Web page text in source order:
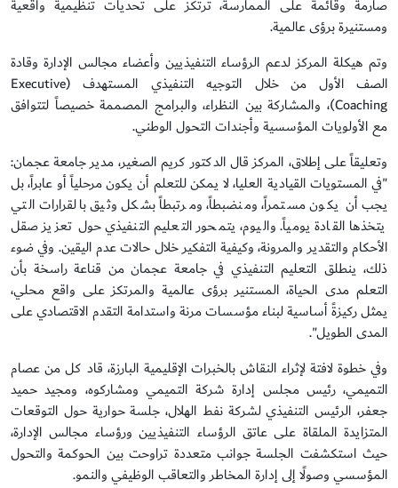
صارمة وقائمة على الممارسة، ترتكز على تحديات تنظيمية واقعية
ومستنيرة برؤى عالمية.
وتم هيكلة المركز لدعم الرؤساء التنفيذيين وأعضاء مجالس الإدارة وقادة
الصف الأول من خلال التوجيه التنفيذي المستهدف (Executive
Coaching)، والمشاركة بين النظراء، والبرامج المصممة خصيصاً لتتوافق
مع الأولويات المؤسسية وأجندات التحول الوطني.
وتعليقاً على إطلاق، المركز قال الدكتور كريم الصغير، مدير جامعة عجمان:
"في المستويات القيادية العليا، لا يمكن للتعلم أن يكون مرحلياً أو عابراً، بل
يجب أن يكون مستمراً، ومنضبطاً، ومرتبطاً بشكل وثيق بالقرارات التي
يتخذها القادة يومياً. واليوم، يتمحور التعليم التنفيذي حول تعزيز صقل
الأحكام والتقدير والمرونة، وكيفية التفكير خلال حالات عدم اليقين. وفي ضوء
ذلك، ينطلق التعليم التنفيذي في جامعة عجمان من قناعة راسخة بأن
التعلم مدى الحياة، المستنير برؤى عالمية والمرتكز على واقع محلي،
يمثل ركيزةً أساسية لبناء مؤسسات مرنة واستدامة التقدم الاقتصادي على
المدى الطويل".
وفي خطوة لافتة لإثراء النقاش بالخبرات الإقليمية البارزة، قاد كل من عصام
التميمي، رئيس مجلس إدارة شركة التميمي ومشاركوه، ومجيد حميد
جعفر، الرئيس التنفيذي لشركة نفط الهلال، جلسة حوارية حول التوقعات
المتزايدة الملقاة على عاتق الرؤساء التنفيذيين ورؤساء مجالس الإدارة،
حيث استكشفت الجلسة جوانب متعددة تراوحت بين الحوكمة والتحول
المؤسسي وصولًا إلى إدارة المخاطر والتعاقب الوظيفي والنمو.